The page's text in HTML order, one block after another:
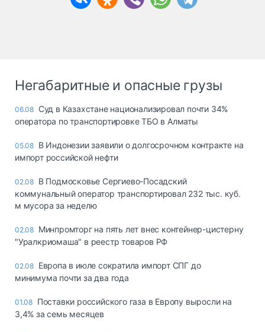
Негабаритные и опасные грузы
06.08 Суд в Казахстане национализировал почти 34%
оператора по транспортировке ТБО в Алматы
05.08 В Индонезии заявили о долгосрочном контракте на
импорт российской нефти
02.08 В Подмосковье Сергиево-Посадский
коммунальный оператор транспортировал 232 тыс. куб.
м мусора за неделю
02.08 Минпромторг на пять лет внес контейнер-цистерну
"Уралкриомаша" в реестр товаров РФ
02.08 Европа в июле сократила импорт СПГ до
минимума почти за два года
01.08 Поставки российского газа в Европу выросли на
3,4% за семь месяцев